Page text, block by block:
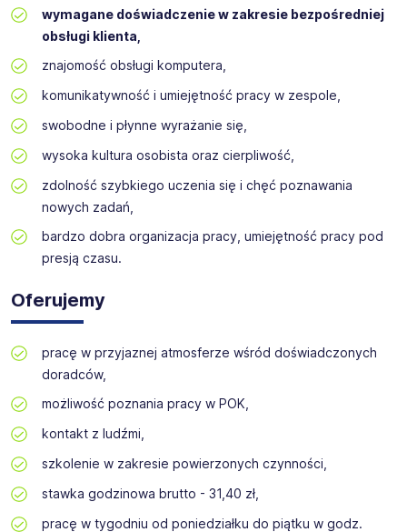
proponowany okres współpracy:
od zaraz
na okres 3
miesięcy z możliwością przedłużenia w przypadku
kontynuacji projektu
stawka godzinowa brutto:31,40 zł
liczba osób:1
wymagane doświadczenie w zakresie bezpośredniej
obsługi klienta,
znajomość obsługi komputera,
komunikatywność i umiejętność pracy w zespole,
swobodne i płynne wyrażanie się,
wysoka kultura osobista oraz cierpliwość,
zdolność szybkiego uczenia się i chęć poznawania
nowych zadań,
bardzo dobra organizacja pracy, umiejętność pracy pod
presją czasu.
Oferujemy
pracę w przyjaznej atmosferze wśród doświadczonych
doradców,
możliwość poznania pracy w POK,
kontakt z ludźmi,
szkolenie w zakresie powierzonych czynności,
stawka godzinowa brutto - 31,40 zł,
pracę w tygodniu od poniedziałku do piątku w godz.